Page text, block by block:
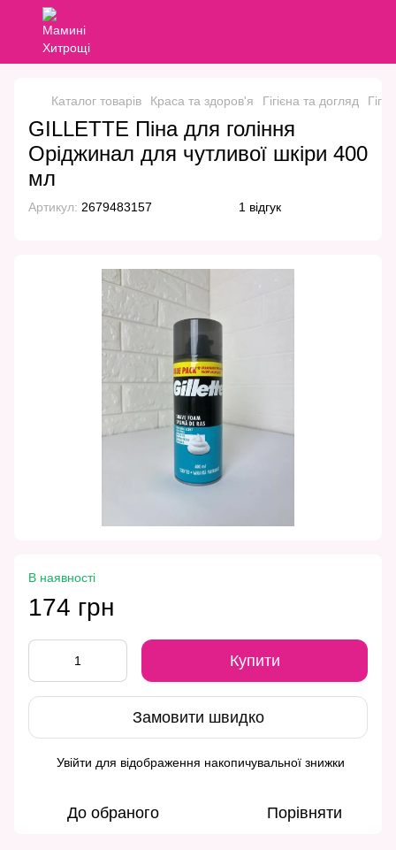
Каталог товарів Краса та здоров'я Гігієна та догляд
GILLETTE Піна для гоління
Оріджинал для чутливої шкіри 400
мл
Артикул: 2679483157 1 відгук
В наявності
174 грн
Купити
Замовити швидко
Увійти для відображення накопичувальної знижки
До обраного Порівняти